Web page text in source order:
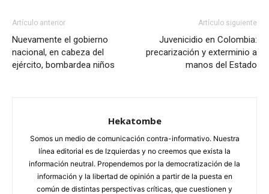
Artículo anterior
Nuevamente el gobierno
nacional, en cabeza del
ejército, bombardea niños
Artículo siguiente
Juvenicidio en Colombia:
precarización y exterminio a
manos del Estado
Hekatombe
Somos un medio de comunicación contra-informativo. Nuestra
línea editorial es de Izquierdas y no creemos que exista la
información neutral. Propendemos por la democratización de la
información y la libertad de opinión a partir de la puesta en
común de distintas perspectivas críticas, que cuestionen y